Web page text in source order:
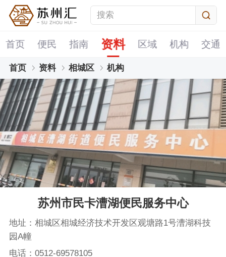
首页 便民 指南 资料 区域 机构 交通
首页 资料 相城区 机构
苏州市民卡漕湖便民服务中心
地址：相城区相城经济技术开发区观塘路1号漕湖科技
园A幢
电话：0512-69578105